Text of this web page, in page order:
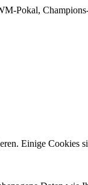
Pokal,
Einige Cookies